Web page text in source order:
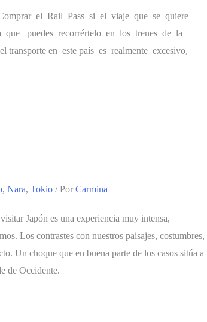
el Rail Pass si el viaje que se quiere
que puedes recorrértelo en los trenes de la
transporte en este país es realmente excesivo,
, Nara, Tokio / Por Carmina
Japón es una experiencia muy intensa,
Los contrastes con nuestros paisajes, costumbres,
Un choque que en buena parte de los casos sitúa a
de Occidente.